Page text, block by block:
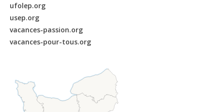
ufolep.org
usep.org
vacances-passion.org
vacances-pour-tous.org